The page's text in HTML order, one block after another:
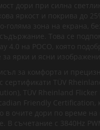
дори при силна
яркост и покрива до
голяма зона на екрана,
Това се
4.0 на POCO, която
за ярки и ясни
за комфорта и
сертификати TÜV
TÜV Rheinland
Friendly Certification,
в очите дори по време на
В съчетание с 3840Hz